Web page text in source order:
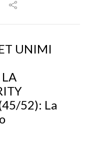
UNIMI
52): La